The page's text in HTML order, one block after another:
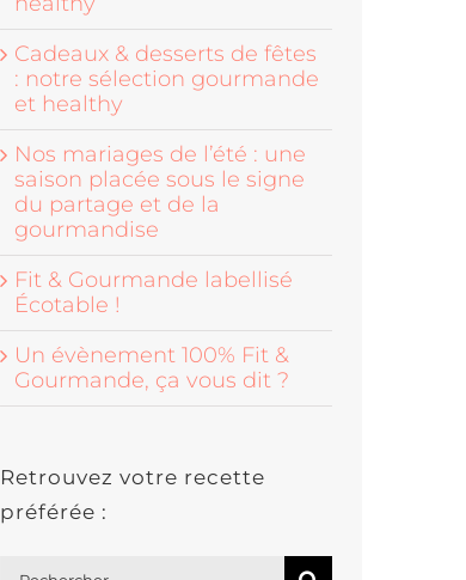
Cadeaux & desserts de fêtes
: notre sélection gourmande
et healthy
Nos mariages de l’été : une
saison placée sous le signe
du partage et de la
gourmandise
Fit & Gourmande labellisé
Écotable !
Un évènement 100% Fit &
Gourmande, ça vous dit ?
Retrouvez votre recette
préférée :